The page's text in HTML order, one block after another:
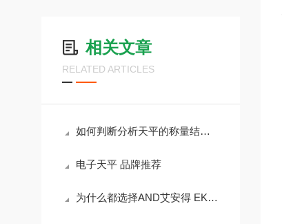
相关文章
RELATED ARTICLES
如何判断分析天平的称量结果是否准确？
电子天平 品牌推荐
为什么都选择AND艾安得 EK-i 系列紧凑型天平？